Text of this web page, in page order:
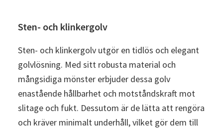
Sten- och klinkergolv
Sten- och klinkergolv utgör en tidlös och elegant
golvlösning. Med sitt robusta material och
mångsidiga mönster erbjuder dessa golv
enastående hållbarhet och motståndskraft mot
slitage och fukt. Dessutom är de lätta att rengöra
och kräver minimalt underhåll, vilket gör dem till